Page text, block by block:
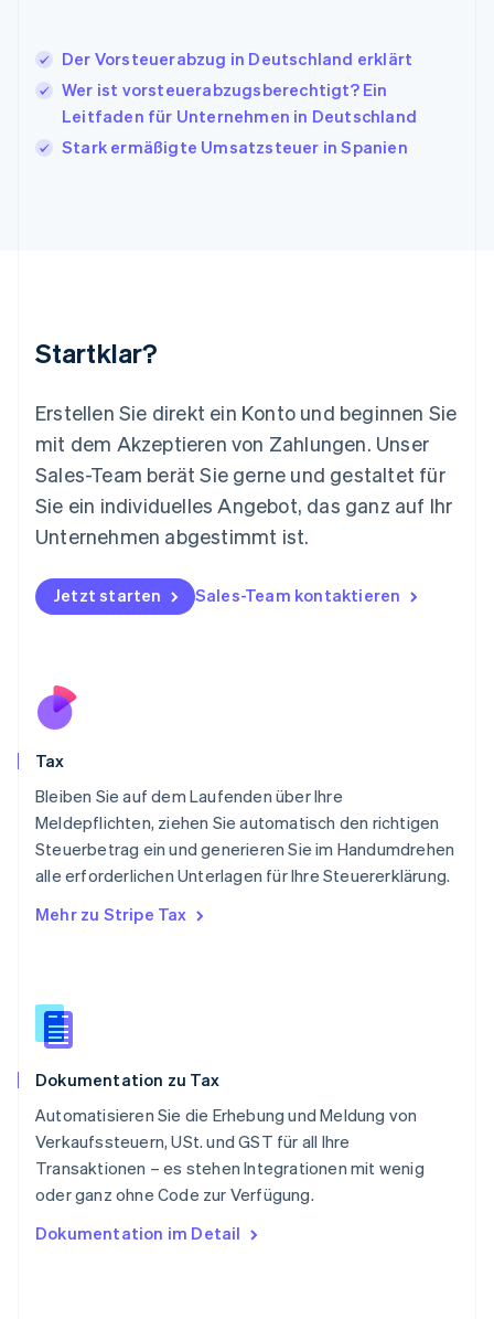
Der Vorsteuerabzug in Deutschland erklärt
Wer ist vorsteuerabzugsberechtigt? Ein
Leitfaden für Unternehmen in Deutschland
Stark ermäßigte Umsatzsteuer in Spanien
Startklar?
Erstellen Sie direkt ein Konto und beginnen Sie
mit dem Akzeptieren von Zahlungen. Unser
Sales-Team berät Sie gerne und gestaltet für
Sie ein individuelles Angebot, das ganz auf Ihr
Unternehmen abgestimmt ist.
Jetzt starten Sales-Team kontaktieren
Tax
Bleiben Sie auf dem Laufenden über Ihre
Meldepflichten, ziehen Sie automatisch den richtigen
Steuerbetrag ein und generieren Sie im Handumdrehen
alle erforderlichen Unterlagen für Ihre Steuererklärung.
Mehr zu Stripe Tax
Dokumentation zu Tax
Automatisieren Sie die Erhebung und Meldung von
Verkaufssteuern, USt. und GST für all Ihre
Transaktionen – es stehen Integrationen mit wenig
oder ganz ohne Code zur Verfügung.
Dokumentation im Detail
日本語 English
EnglishFrançais
Kroatien
English Italiano
English简体中文
English
Mexiko
Español English
Neuseeland
English
NederlandsEnglish
English
Österreich
Portugal
Português
Schweden
Schweiz
DeutschFrançaisItalianoEnglish
Singapur
Slowakei
Sonderverwaltungsregion Hongkong,
China
Spanien
EspañolEnglish
Thailand
Tschechische Republik
English
English